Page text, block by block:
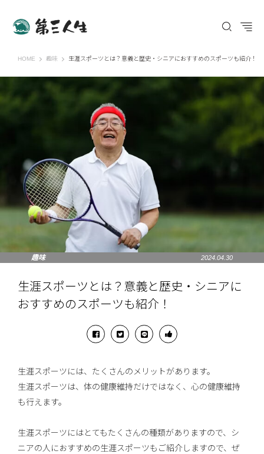
HOME 第三人生 〜寄り道の歩き方〜
趣味 生涯スポーツとは？意義と歴史・シニアにおすすめのスポーツも紹介！
趣味 2024.04.30
生涯スポーツとは？意義と歴史・シニアに
おすすめのスポーツも紹介！
生涯スポーツには、たくさんのメリットがあります。
生涯スポーツは、体の健康維持だけではなく、心の健康維持
も行えます。
生涯スポーツにはとてもたくさんの種類がありますので、シ
ニアの人におすすめの生涯スポーツもご紹介しますので、ぜ